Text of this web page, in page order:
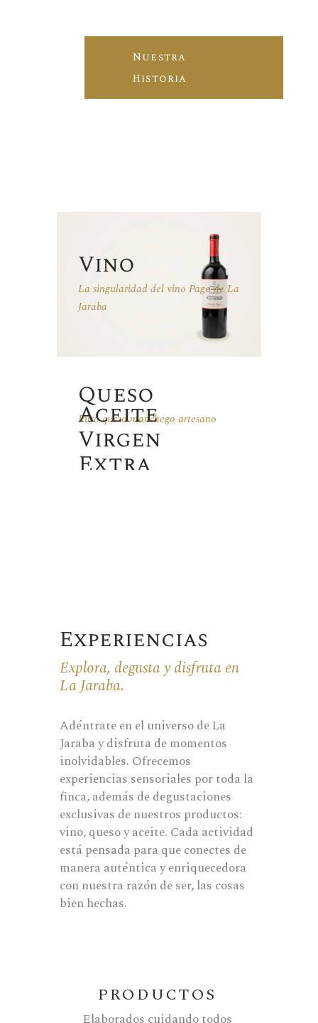
Nuestra
Historia
Vino
La singularidad del vino Pago de La
Jaraba
Queso
Puro queso manchego artesano
Aceite
Virgen
Extra
Experiencias
Explora, degusta y disfruta en
La Jaraba.
Adéntrate en el universo de La
Jaraba y disfruta de momentos
inolvidables. Ofrecemos
experiencias sensoriales por toda la
finca, además de degustaciones
exclusivas de nuestros productos:
vino, queso y aceite. Cada actividad
está pensada para que conectes de
manera auténtica y enriquecedora
con nuestra razón de ser, las cosas
bien hechas.
PRODUCTOS